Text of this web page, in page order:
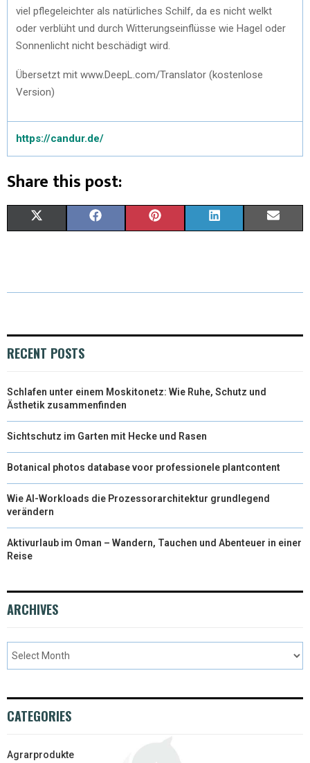
viel pflegeleichter als natürliches Schilf, da es nicht welkt
oder verblüht und durch Witterungseinflüsse wie Hagel oder
Sonnenlicht nicht beschädigt wird.
Übersetzt mit www.DeepL.com/Translator (kostenlose
Version)
https://candur.de/
Share this post:
W
E
)
E
K
T
S
K
N
I
RECENT POSTS
Schlafen unter einem Moskitonetz: Wie Ruhe, Schutz und
Ästhetik zusammenfinden
Sichtschutz im Garten mit Hecke und Rasen
Botanical photos database voor professionele plantcontent
Wie AI-Workloads die Prozessorarchitektur grundlegend
verändern
Aktivurlaub im Oman – Wandern, Tauchen und Abenteuer in einer
Reise
ARCHIVES
CATEGORIES
Agrarprodukte